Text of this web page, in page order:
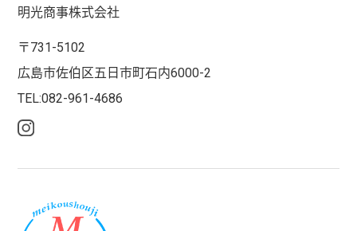
明光商事株式会社
〒731-5102
広島市佐伯区五日市町石内6000-2
TEL:082-961-4686